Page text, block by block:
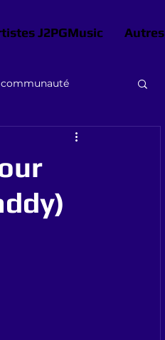
J2PGMusic Autres